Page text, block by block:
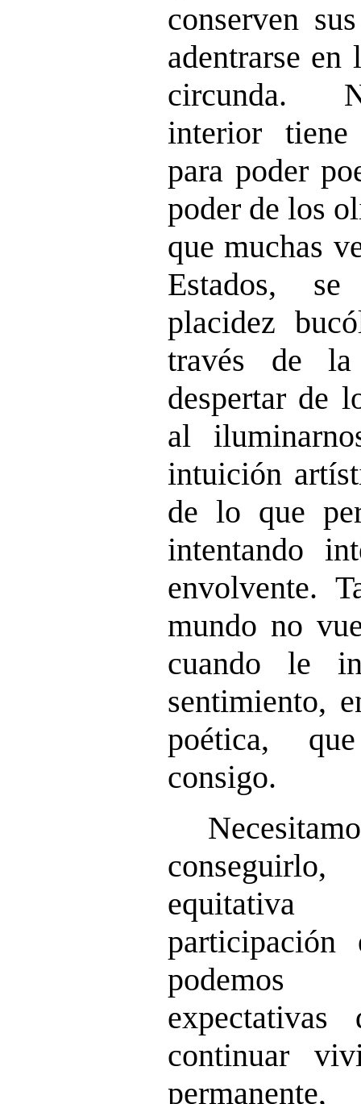
conserven
adentrarse
circunda.
interior tiene
para poder
poder de los
que muchas
Estados,
placidez
través de la
despertar de
al
intuición
de lo que
intentando
envolvente.
mundo no
cuando le
sentimiento,
poética,
consigo.
continuar